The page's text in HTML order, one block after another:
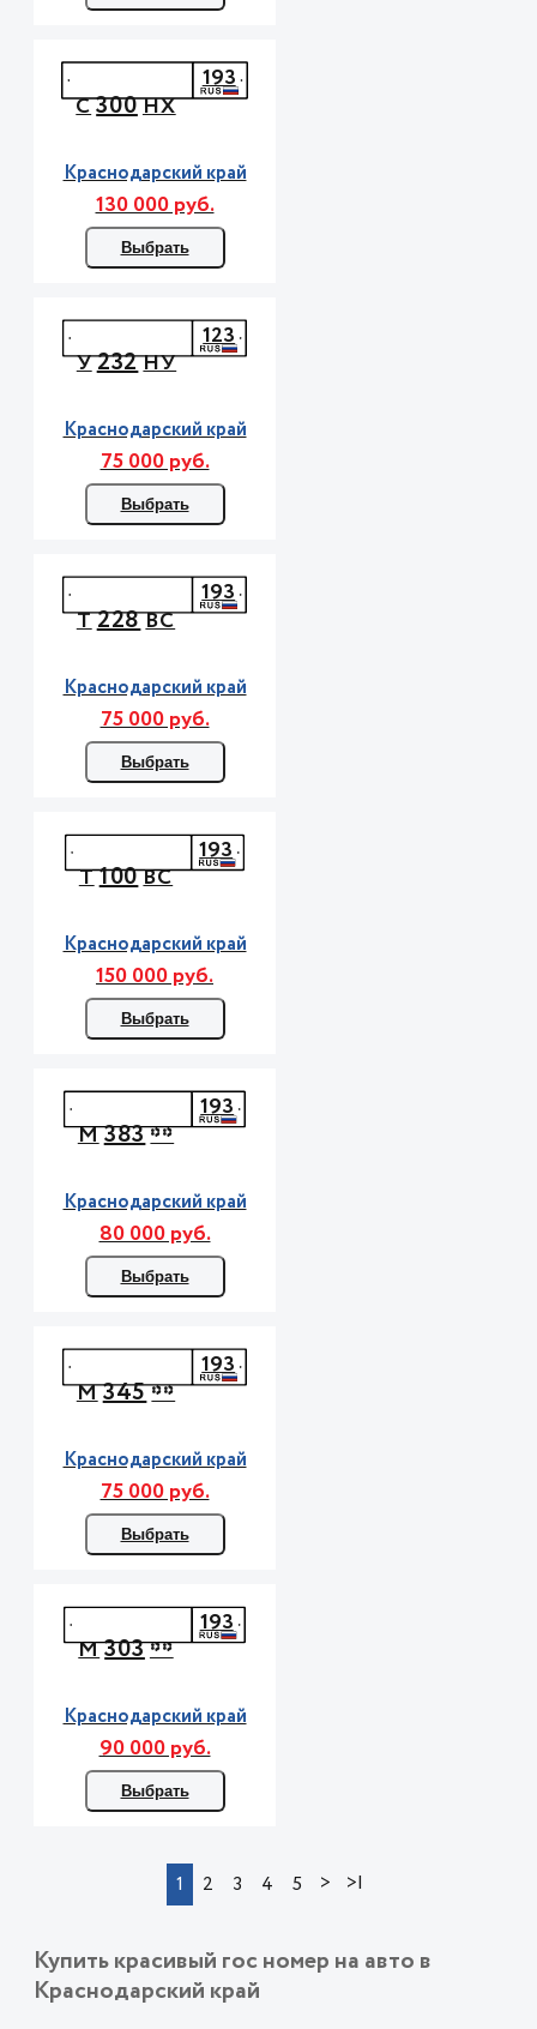
С300НХ
193
Краснодарский край
130 000 руб.
Выбрать
У232НУ
123
Краснодарский край
75 000 руб.
Выбрать
Т228ВС
193
Краснодарский край
75 000 руб.
Выбрать
Т100ВС
193
Краснодарский край
150 000 руб.
Выбрать
М383**
193
Краснодарский край
80 000 руб.
Выбрать
М345**
193
Краснодарский край
75 000 руб.
Выбрать
М303**
193
Краснодарский край
90 000 руб.
Выбрать
1 2 3 4 5 > >|
Купить красивый гос номер на авто в
Краснодарский край